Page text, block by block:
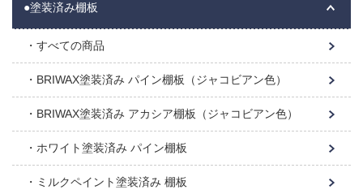
●塗装済み棚板
すべての商品
BRIWAX塗装済み パイン棚板（ジャコビアン色）
BRIWAX塗装済み アカシア棚板（ジャコビアン色）
ホワイト塗装済み パイン棚板
ミルクペイント塗装済み 棚板